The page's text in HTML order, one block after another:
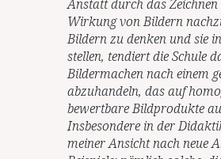
Anstatt durch das
Wirkung von Bildern
Bildern zu denken und sie
stellen, tendiert die Schule
Bildermachen nach einem
abzuhandeln, das auf
bewertbare Bildprodukte
Insbesondere in der
meiner Ansicht nach neue